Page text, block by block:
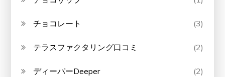
チョコレート (3)
テラスファクタリング口コミ (2)
ディーパーDeeper (2)